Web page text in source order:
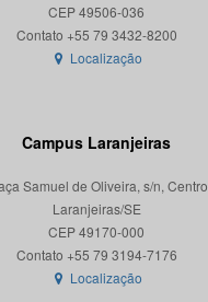
CEP 49506-036
Localização
Campus Laranjeiras
Samuel de Oliveira, s/n, Centro
Laranjeiras/SE
CEP 49170-000
Localização